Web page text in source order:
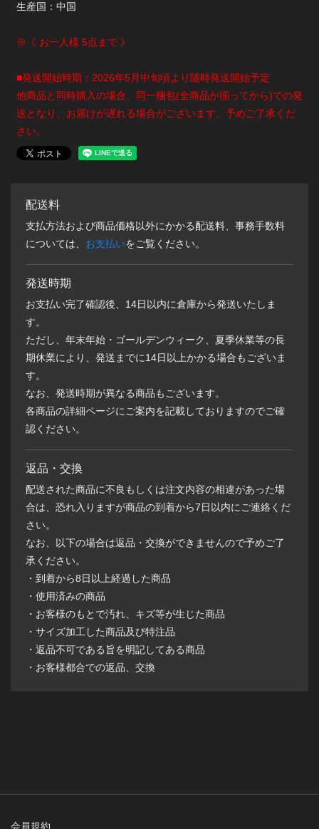
生産国：中国
※《 お一人様 5点まで 》
■発送開始時期：2026年5月中旬頃より随時発送開始予定
他商品と同時購入の場合、同一梱包(全商品が揃ってから)での発
送となり、お届けが遅れる場合がございます。予めご了承くだ
さい。
配送料
支払方法および商品価格以外にかかる配送料、事務手数料
については、 お支払いをご覧ください。
発送時期
お支払い完了確認後、14日以内に倉庫から発送いたしま
す。
ただし、年末年始・ゴールデンウィーク、夏季休業等の長
期休業により、発送までに14日以上かかる場合もございま
す。
なお、発送時期が異なる商品もございます。
各商品の詳細ページにご案内を記載しておりますのでご確
認ください。
返品・交換
配送された商品に不良もしくは注文内容の相違があった場
合は、恐れ入りますが商品の到着から7日以内にご連絡くだ
さい。
なお、以下の場合は返品・交換ができませんので予めご了
承ください。
・到着から8日以上経過した商品
・使用済みの商品
・お客様のもとで汚れ、キズ等が生じた商品
・サイズ加工した商品及び特注品
・返品不可である旨を明記してある商品
・お客様都合での返品、交換
会員規約